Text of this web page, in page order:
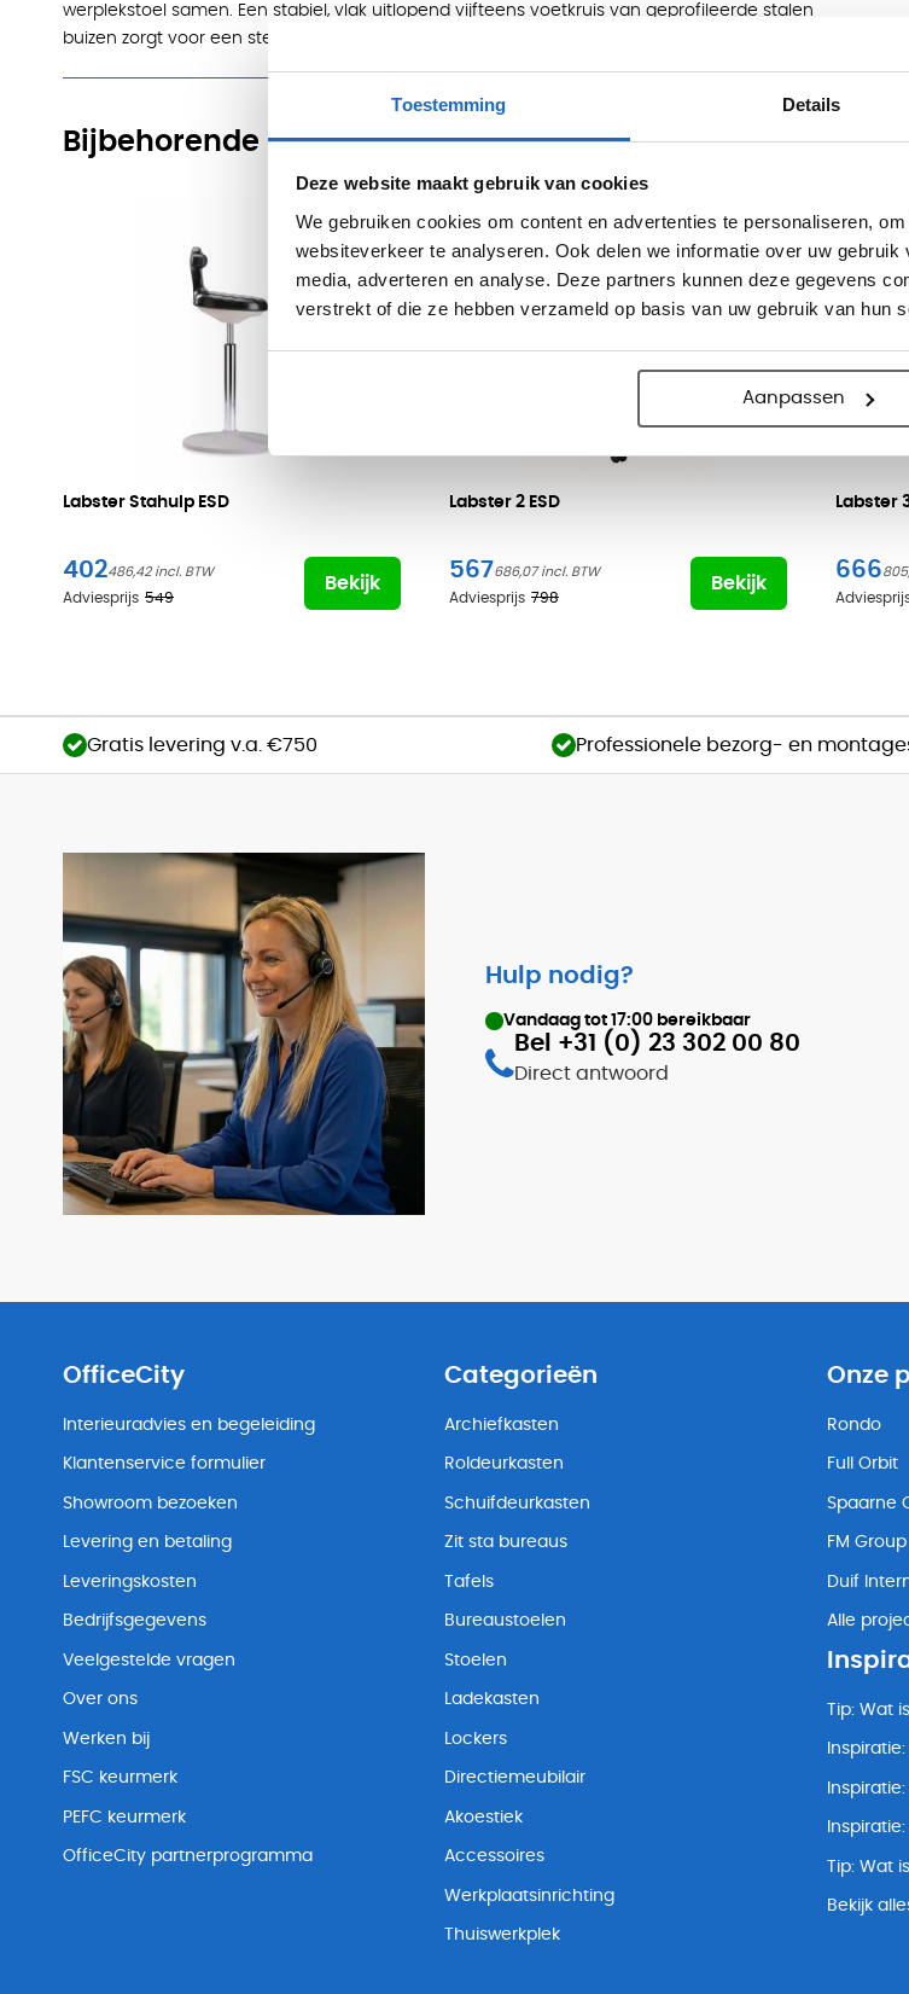
Toestemming Details
Deze website maakt gebruik van cookies
We gebruiken cookies om content en advertenties te personaliseren,
websiteverkeer te analyseren. Ook delen we informatie over uw
media, adverteren en analyse. Deze partners kunnen deze gegevens
verstrekt of die ze hebben verzameld op basis van uw gebruik van hun
Aanpassen
werplekstoel samen. Een stabiel, vlak uitlopend vijfteens voetkruis van geprofileerde stalen
buizen zorgt voor een stevige stand en betrouwbare afleiding van optredende spanningen.
Bijbehorende producten
Labster Stahulp ESD
402486,42
Adviesprijs 549
Bekijk
Labster 2 ESD
567686,07
Adviesprijs 798
Bekijk
Labster
666
Gratis levering v.a. €750 Professionele bezorg- en
Hulp nodig?
Vandaag tot 17:00 bereikbaar
Bel +31 (0) 23 302 00 80
Direct antwoord
OfficeCity
Interieuradvies en begeleiding
Klantenservice formulier
Showroom bezoeken
Levering en betaling
Leveringskosten
Bedrijfsgegevens
Veelgestelde vragen
Over ons
Werken bij
FSC keurmerk
PEFC keurmerk
OfficeCity partnerprogramma
Categorieën
Archiefkasten
Roldeurkasten
Schuifdeurkasten
Zit sta bureaus
Tafels
Bureaustoelen
Stoelen
Ladekasten
Lockers
Directiemeubilair
Akoestiek
Accessoires
Werkplaatsinrichting
Thuiswerkplek
Onze
Rondo
Full Orbit
Spaarne
FM Group
Duif
Alle
Tip: Wat
Tip: Wat
Bekijk